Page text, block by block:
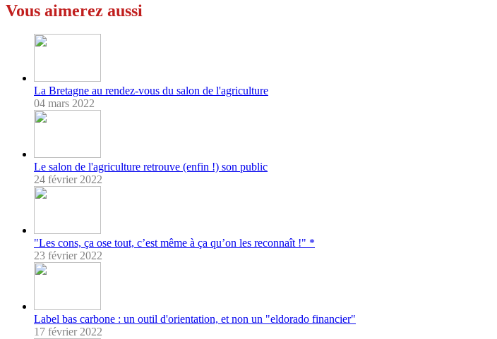
Vous aimerez aussi
La Bretagne au rendez-vous du salon de l'agriculture
04 mars 2022
Le salon de l'agriculture retrouve (enfin !) son public
24 février 2022
"Les cons, ça ose tout, c’est même à ça qu’on les reconnaît !" *
23 février 2022
Label bas carbone : un outil d'orientation, et non un "eldorado financier"
17 février 2022